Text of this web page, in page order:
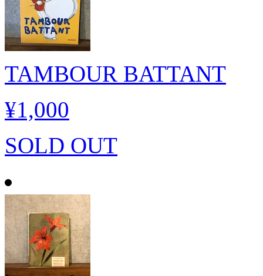
TAMBOUR BATTANT
¥1,000
SOLD OUT